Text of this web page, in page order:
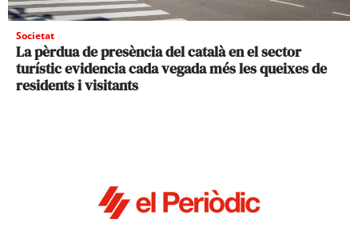
Societat
La pèrdua de presència del català en el sector
turístic evidencia cada vegada més les queixes de
residents i visitants